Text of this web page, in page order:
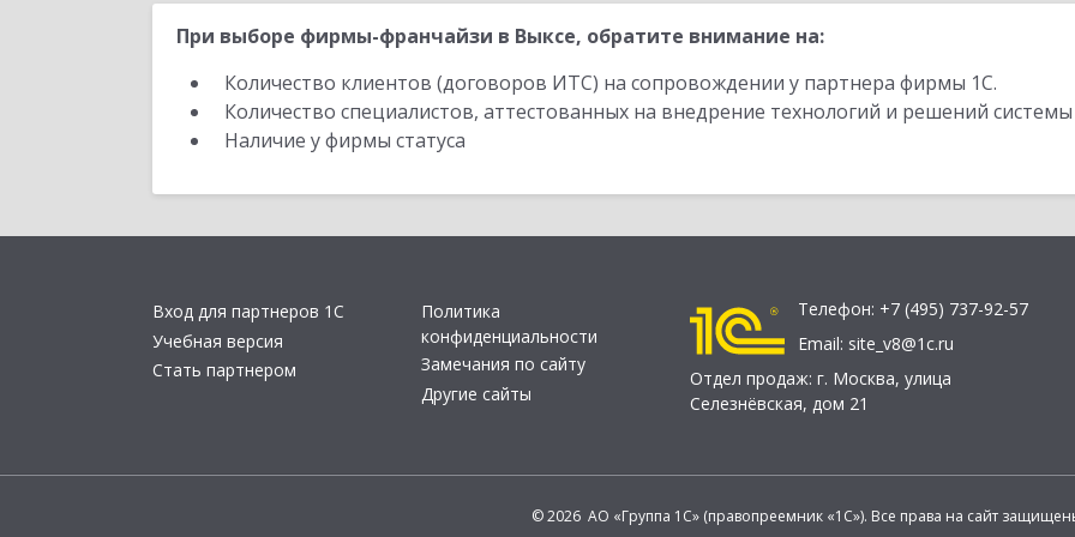
При выборе фирмы-франчайзи в Выксе, обратите внимание на:
Количество клиентов (договоров ИТС) на сопровождении у партнера фирмы 1С.
Количество специалистов, аттестованных на внедрение технологий и решений
Наличие у фирмы статуса
Вход для партнеров 1С
Учебная версия
Стать партнером
Политика
конфиденциальности
Замечания по сайту
Другие сайты
Телефон: +7 (495) 737-92-57
Email: site_v8@1c.ru
Отдел продаж: г. Москва, улица
Селезнёвская, дом 21
© 2026 АО «Группа 1С» (правопреемник «1С»). Все права на сайт